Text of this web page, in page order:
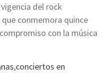
del rock
conmemora quince
con la música
,conciertos en